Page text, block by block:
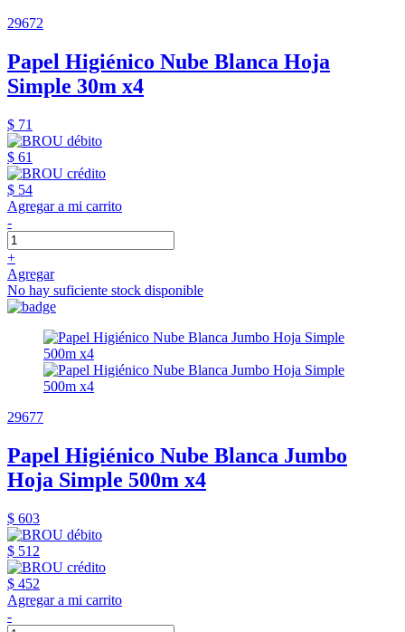
29672
Papel Higiénico Nube Blanca Hoja
Simple 30m x4
$ 71
$ 61
$ 54
Agregar a mi carrito
-
+
Agregar
No hay suficiente stock disponible
29677
Papel Higiénico Nube Blanca Jumbo
Hoja Simple 500m x4
$ 603
$ 512
$ 452
Agregar a mi carrito
-